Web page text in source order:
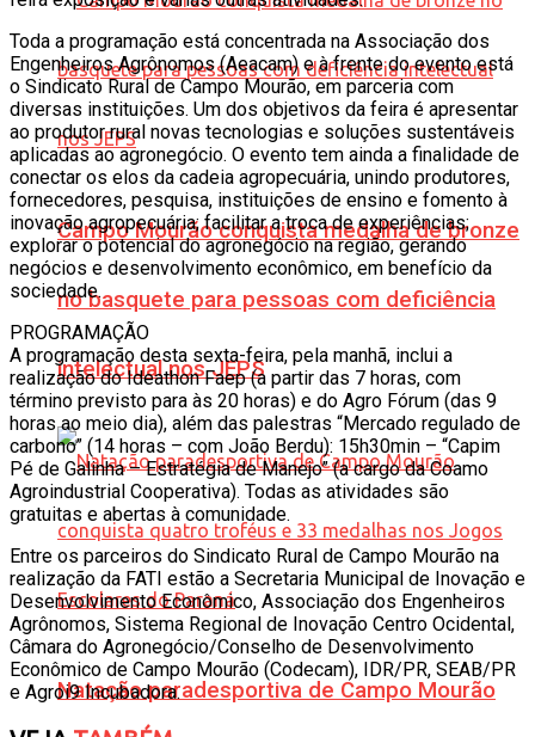
Campo Mourão conquista medalha de bronze
no basquete para pessoas com deficiência
intelectual nos JEPS
Natação paradesportiva de Campo Mourão
Toda a programação está concentrada na Associação dos
Engenheiros Agrônomos (Aeacam) e à frente do evento está
o Sindicato Rural de Campo Mourão, em parceria com
diversas instituições. Um dos objetivos da feira é apresentar
ao produtor rural novas tecnologias e soluções sustentáveis
aplicadas ao agronegócio. O evento tem ainda a finalidade de
conectar os elos da cadeia agropecuária, unindo produtores,
fornecedores, pesquisa, instituições de ensino e fomento à
inovação agropecuária; facilitar a troca de experiências;
explorar o potencial do agronegócio na região, gerando
negócios e desenvolvimento econômico, em benefício da
sociedade.
PROGRAMAÇÃO
A programação desta sexta-feira, pela manhã, inclui a
realização do Ideathon Faep (a partir das 7 horas, com
término previsto para às 20 horas) e do Agro Fórum (das 9
horas ao meio dia), além das palestras “Mercado regulado de
carbono” (14 horas – com João Berdu): 15h30min – “Capim
Pé de Galinha – Estratégia de Manejo” (a cargo da Coamo
Agroindustrial Cooperativa). Todas as atividades são
gratuitas e abertas à comunidade.
Entre os parceiros do Sindicato Rural de Campo Mourão na
realização da FATI estão a Secretaria Municipal de Inovação e
Desenvolvimento Econômico, Associação dos Engenheiros
Agrônomos, Sistema Regional de Inovação Centro Ocidental,
Câmara do Agronegócio/Conselho de Desenvolvimento
Econômico de Campo Mourão (Codecam), IDR/PR, SEAB/PR
e Agroi9 Incubadora.